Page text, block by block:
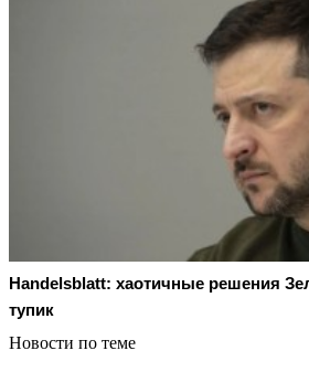
Handelsblatt: хаотичные решения
тупик
Новости по теме